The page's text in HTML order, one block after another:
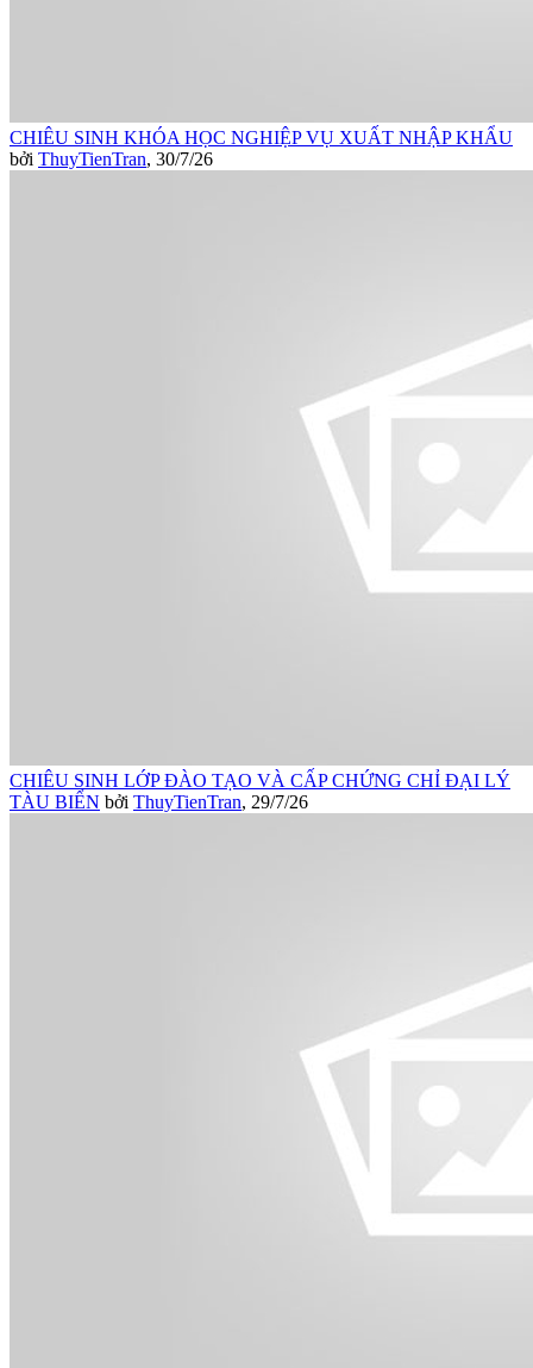
CHIÊU SINH KHÓA HỌC NGHIỆP VỤ XUẤT NHẬP KHẨU
bởi ThuyTienTran, 30/7/26
CHIÊU SINH LỚP ĐÀO TẠO VÀ CẤP CHỨNG CHỈ ĐẠI LÝ
TÀU BIỂN bởi ThuyTienTran, 29/7/26